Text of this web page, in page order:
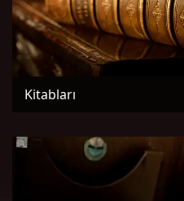
Kitabları